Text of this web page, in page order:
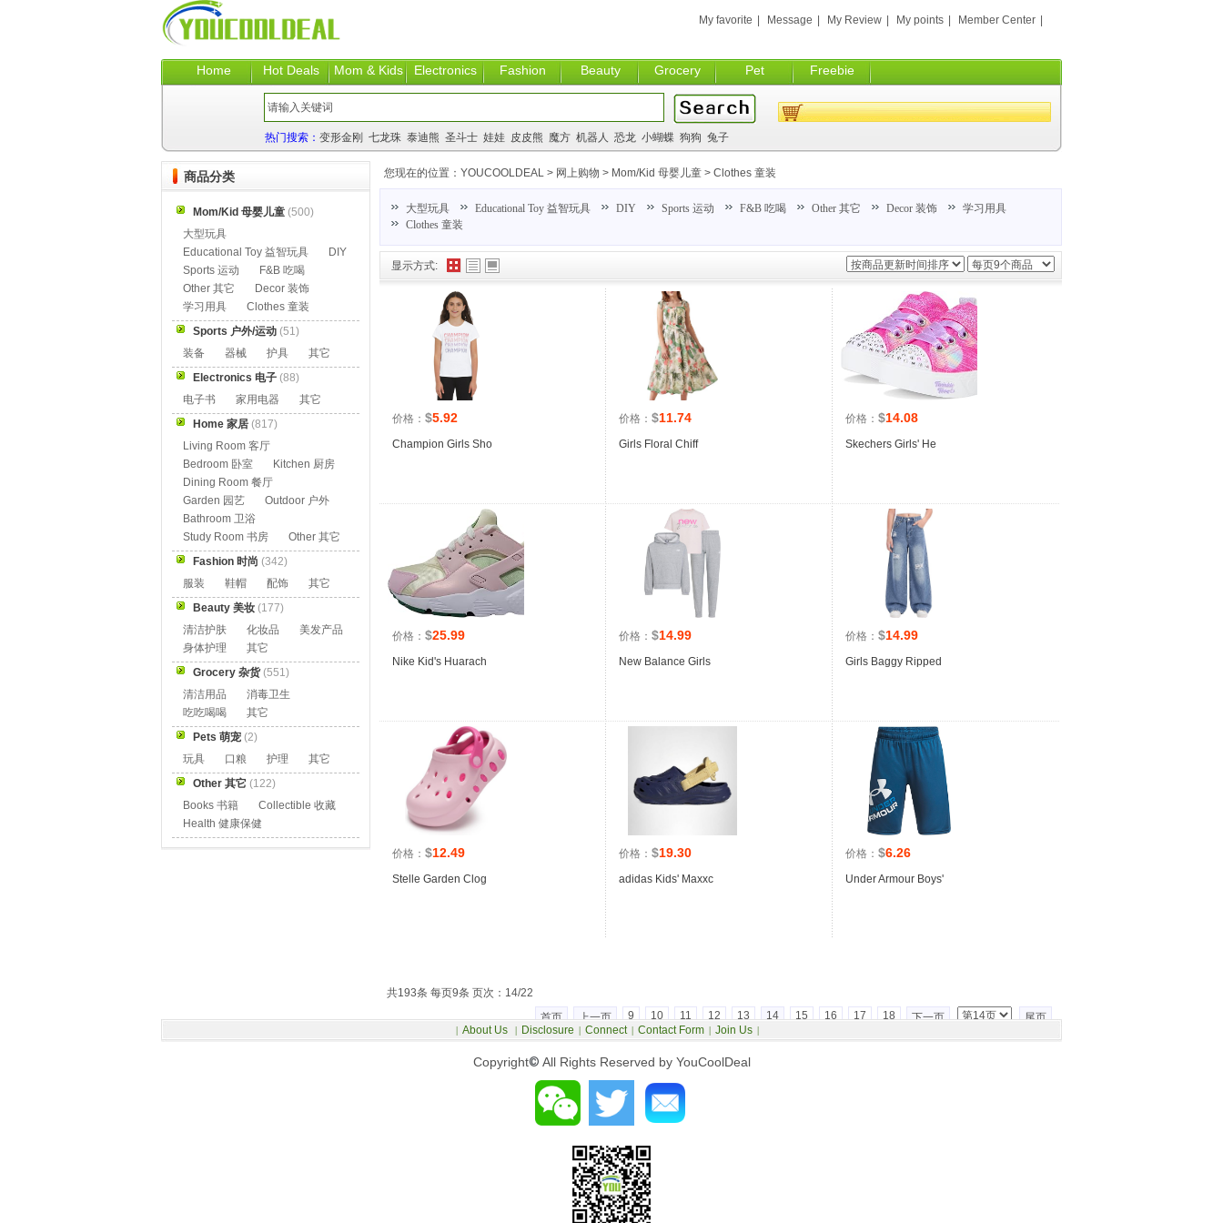
Home Hot Deals Mom & Kids Electronics Fashion Beauty Grocery Pet Freebie
My favorite Message My Review My points Member Center
热门搜索： 变形金刚 七龙珠 泰迪熊 圣斗士 娃娃 皮皮熊 魔方 机器人 恐龙 小蝴蝶 狗狗 兔子
显示方式:
价格： $5.92
Champion Girls Sho
价格： $11.74
Girls Floral Chiff
价格： $14.08
Skechers Girls' He
价格： $25.99
Nike Kid's Huarach
价格： $14.99
New Balance Girls
价格： $14.99
Girls Baggy Ripped
价格： $12.49
Stelle Garden Clog
价格： $19.30
adidas Kids' Maxxc
价格： $6.26
Under Armour Boys'
共193条 每页9条 页次：14/22
首页
上一页 9 10 11 12 13 14 15 16 17 18 下一页 尾页
您现在的位置： YOUCOOLDEAL > 网上购物 > Mom/Kid 母婴儿童 > Clothes 童装
大型玩具 Educational Toy 益智玩具 DIY Sports 运动 F&B 吃喝 Other 其它 Decor 装饰
学习用具
Clothes 童装
商品分类
Mom/Kid 母婴儿童 (500)
大型玩具
Educational Toy 益智玩具
DIY
Sports 运动
F&B 吃喝
Other 其它
Decor 装饰
学习用具
Clothes 童装
Sports 户外/运动 (51)
装备
器械 护具
其它
Electronics 电子 (88)
电子书
家用电器
其它
Home 家居 (817)
Living Room 客厅
Bedroom 卧室
Kitchen 厨房
Dining Room 餐厅
Garden 园艺
Outdoor 户外
Bathroom 卫浴
Study Room 书房
Other 其它
Fashion 时尚 (342)
服装
鞋帽 配饰
其它
Beauty 美妆 (177)
清洁护肤
化妆品
美发产品
身体护理
其它
Grocery 杂货(551)
清洁用品
消毒卫生
吃吃喝喝
其它
Pets 萌宠 (2)
玩具
口粮 护理
其它
Other 其它 (122)
Books 书籍
Collectible 收藏
Health 健康保健
Copyright© All Rights Reserved by YouCoolDeal
| About Us | Disclosure | Connect | Contact Form | Join Us |